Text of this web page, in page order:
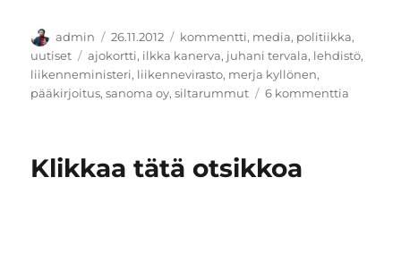
Kirjoittaja
admin Julkaistu
26.11.2012 Kategoriat
kommentti, media, politiikka,
uutiset
Avainsanat
ajokortti, ilkka kanerva, juhani tervala, lehdistö,
liikenneministeri, liikennevirasto, merja kyllönen,
pääkirjoitus,sanoma oy,siltarummut 6 kommenttia
Klikkaa tätä otsikkoa